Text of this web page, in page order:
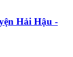
Hải Hậu -